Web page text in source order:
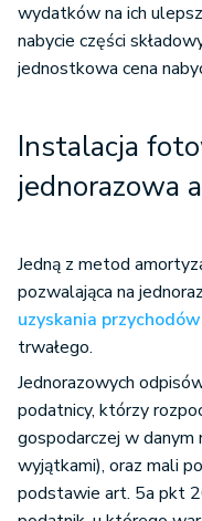
wydatków na ich
nabycie części
jednostkowa cena
Instalacja
jednorazowa
Jedną z metod
pozwalająca na
uzyskania przychodów
trwałego.
Jednorazowych
podatnicy, którzy
gospodarczej w
wyjątkami), oraz mali
podstawie art. 5a pkt